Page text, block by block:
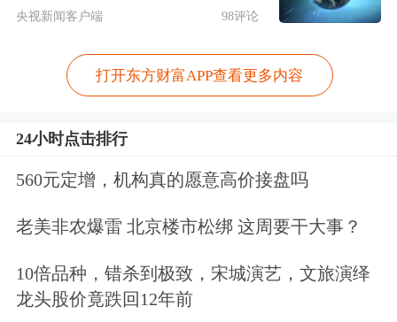
央视新闻客户端 98评论
打开东方财富APP查看更多内容
24小时点击排行
560元定增，机构真的愿意高价接盘吗
老美非农爆雷 北京楼市松绑 这周要干大事？
10倍品种，错杀到极致，宋城演艺，文旅演绎
龙头股价竟跌回12年前